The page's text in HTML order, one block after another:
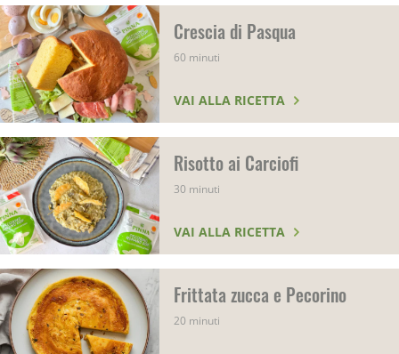
Crescia di Pasqua
60 minuti
VAI ALLA RICETTA
Risotto ai Carciofi
30 minuti
VAI ALLA RICETTA
Frittata zucca e Pecorino
20 minuti